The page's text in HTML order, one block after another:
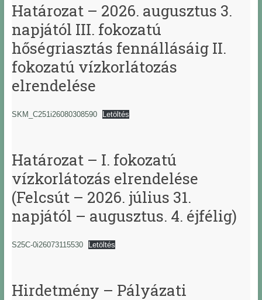
Határozat – 2026. augusztus 3.
napjától III. fokozatú
hőségriasztás fennállásáig II.
fokozatú vízkorlátozás
elrendelése
SKM_C251i26080308590 Letöltés
Határozat – I. fokozatú
vízkorlátozás elrendelése
(Felcsút – 2026. július 31.
napjától – augusztus. 4. éjfélig)
S25C-0i26073115530 Letöltés
Hirdetmény – Pályázati